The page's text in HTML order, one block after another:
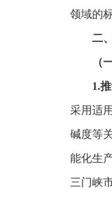
领域的
二
（
1.
采用适
碱度等
能化生
三门峡